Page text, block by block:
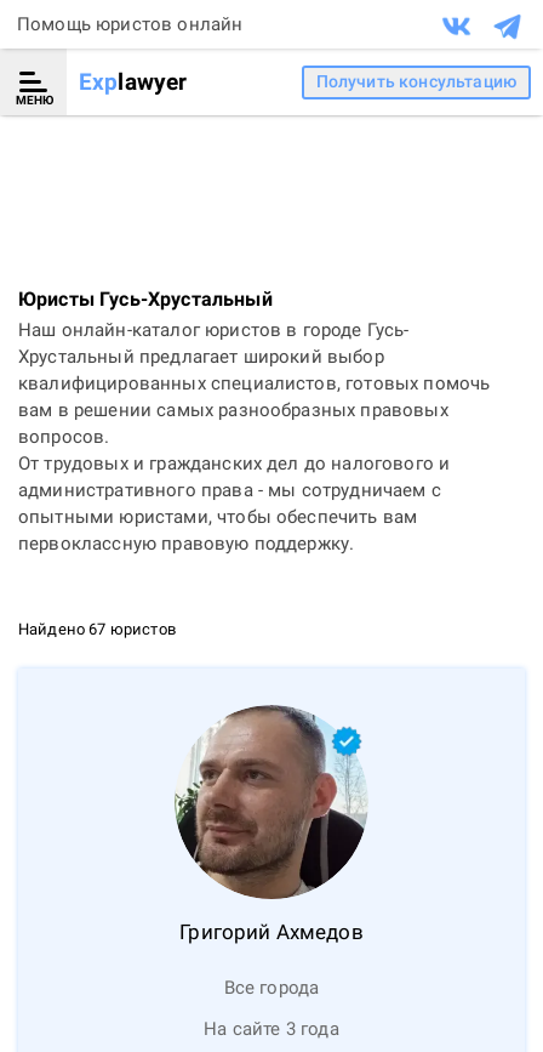
Помощь юристов онлайн
МЕНЮ
Explawyer Получить консультацию
Юристы Гусь-Хрустальный
Наш онлайн-каталог юристов в городе Гусь-
Хрустальный предлагает широкий выбор
квалифицированных специалистов, готовых помочь
вам в решении самых разнообразных правовых
вопросов.
От трудовых и гражданских дел до налогового и
административного права - мы сотрудничаем с
опытными юристами, чтобы обеспечить вам
первоклассную правовую поддержку.
Найдено 67 юристов
Григорий Ахмедов
Все города
На сайте 3 года